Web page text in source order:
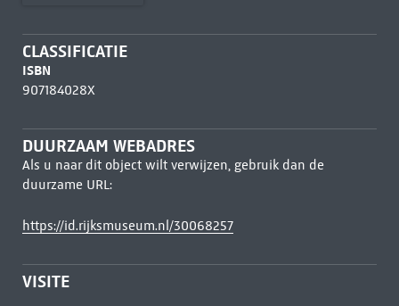
CLASSIFICATIE
ISBN
907184028X
DUURZAAM WEBADRES
Als u naar dit object wilt verwijzen, gebruik dan de
duurzame URL:
https://id.rijksmuseum.nl/30068257
VISITE